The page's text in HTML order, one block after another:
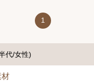
1
代/女性)
材